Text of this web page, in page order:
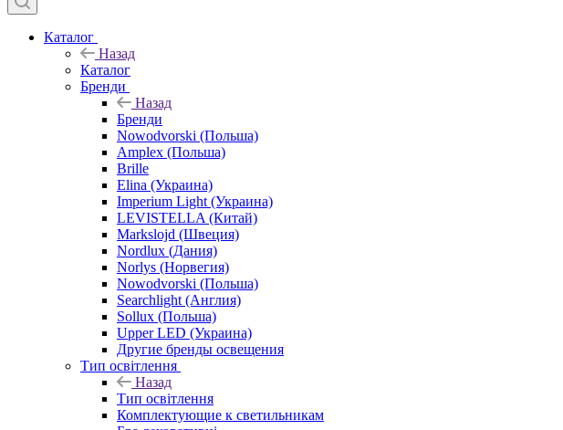
Каталог
Назад
Каталог
Бренди
Назад
Бренди
Nowodvorski (Польша)
Amplex (Польша)
Brille
Elina (Украина)
Imperium Light (Украина)
LEVISTELLA (Китай)
Markslojd (Швеция)
Nordlux (Дания)
Norlys (Норвегия)
Nowodvorski (Польша)
Searchlight (Англия)
Sollux (Польша)
Upper LED (Украина)
Другие бренды освещения
Тип освітлення
Назад
Тип освітлення
Комплектующие к светильникам